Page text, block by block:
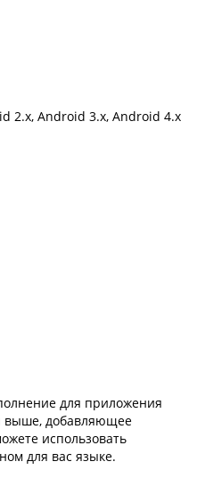
2.x, Android 3.x, Android 4.x
для приложения
выше, добавляющее
использовать
для вас языке.